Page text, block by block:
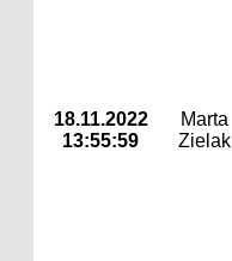
18.11.2022
13:55:59
Marta
Zielak